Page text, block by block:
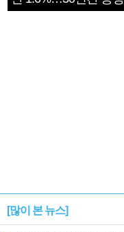
1182개팀 전수조사
[많이 본 뉴스]